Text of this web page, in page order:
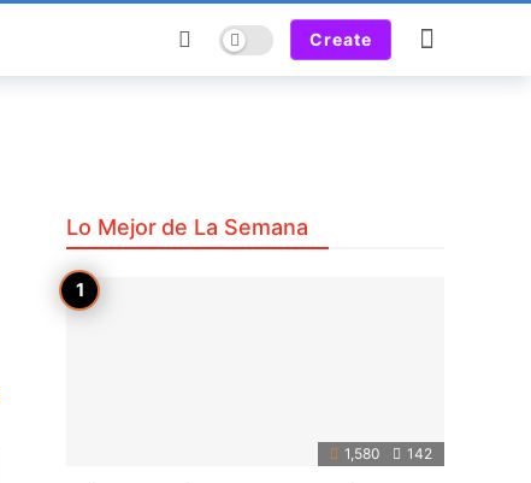
Dark mode Create
Lo Mejor de La Semana
1,580 142